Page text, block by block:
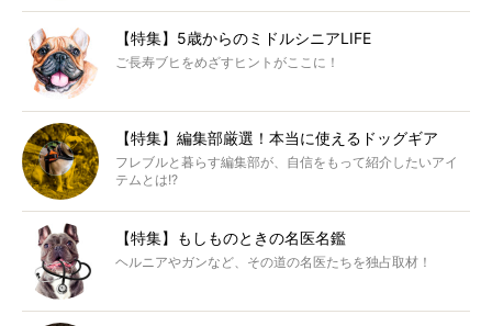
【特集】5歳からのミドルシニアLIFE
ご長寿ブヒをめざすヒントがここに！
【特集】編集部厳選！本当に使えるドッグギア
フレブルと暮らす編集部が、自信をもって紹介したいアイ
テムとは!?
【特集】もしものときの名医名鑑
ヘルニアやガンなど、その道の名医たちを独占取材！